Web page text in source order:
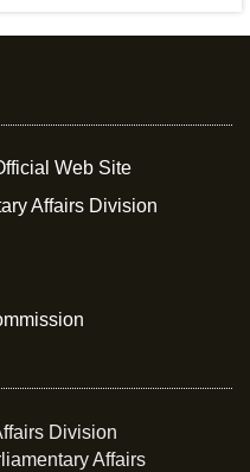
Web Site
Affairs Division
Division
Affairs